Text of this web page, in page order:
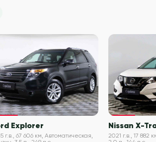
VIN проверен
Explorer
г.в., 67 606 км, Автоматическая,
Nissan X-
2021 г.в., 17 882